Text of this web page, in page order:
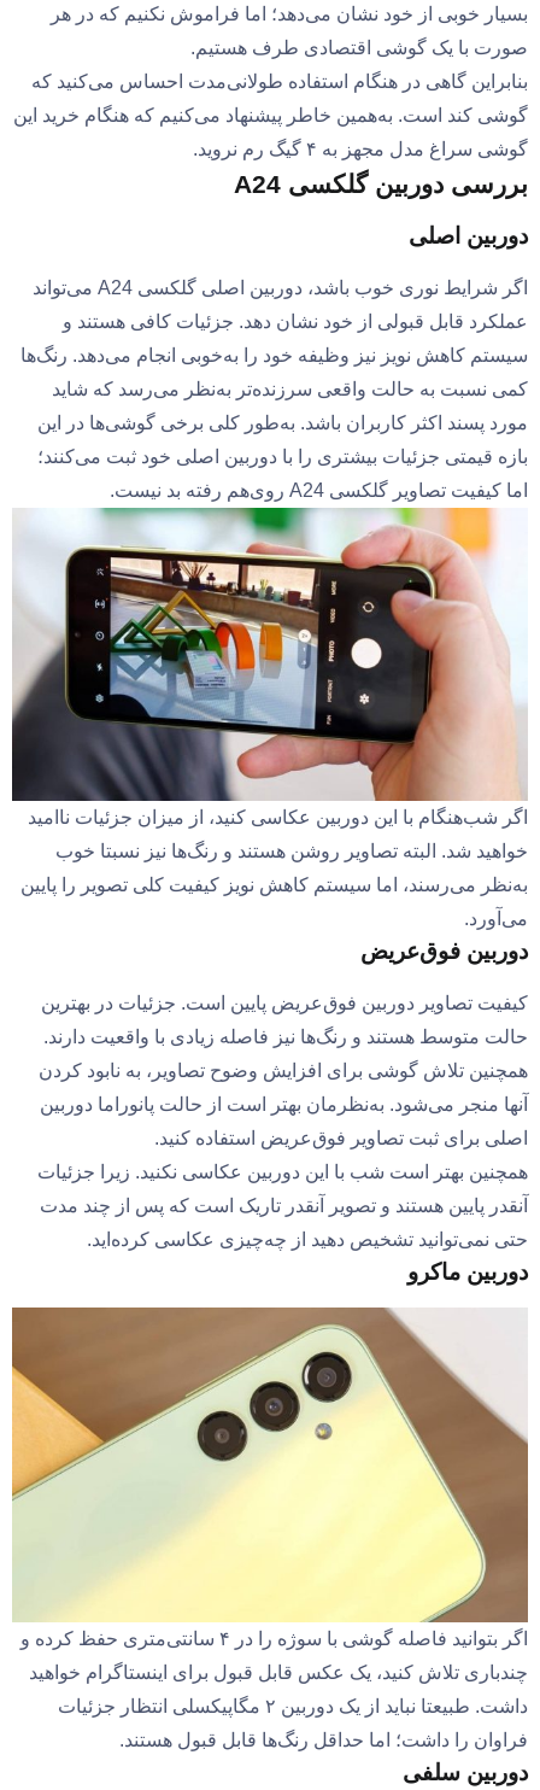
بسیار خوبی از خود نشان می‌دهد؛ اما فراموش نکنیم که در هر
صورت با یک گوشی اقتصادی طرف هستیم.
بنابراین گاهی در هنگام استفاده طولانی‌مدت احساس می‌کنید که
گوشی کند است. به‌همین خاطر پیشنهاد می‌کنیم که هنگام خرید این
گوشی سراغ مدل مجهز به ۴ گیگ رم نروید.
بررسی دوربین گلکسی A24
دوربین اصلی
اگر شرایط نوری خوب باشد، دوربین اصلی گلکسی A24 می‌تواند
عملکرد قابل قبولی از خود نشان دهد. جزئیات کافی هستند و
سیستم کاهش نویز نیز وظیفه خود را به‌خوبی انجام می‌دهد. رنگ‌ها
کمی نسبت به حالت واقعی سرزنده‌تر به‌نظر می‌رسد که شاید
مورد پسند اکثر کاربران باشد. به‌طور کلی برخی گوشی‌ها در این
بازه قیمتی جزئیات بیشتری را با دوربین اصلی خود ثبت می‌کنند؛
اما کیفیت تصاویر گلکسی A24 روی‌هم رفته بد نیست.
اگر شب‌هنگام با این دوربین عکاسی کنید، از میزان جزئیات ناامید
خواهید شد. البته تصاویر روشن هستند و رنگ‌ها نیز نسبتا خوب
به‌نظر می‌رسند، اما سیستم کاهش نویز کیفیت کلی تصویر را پایین
می‌آورد.
دوربین فوق‌عریض
کیفیت تصاویر دوربین فوق‌عریض پایین است. جزئیات در بهترین
حالت متوسط هستند و رنگ‌ها نیز فاصله زیادی با واقعیت دارند.
همچنین تلاش گوشی برای افزایش وضوح تصاویر، به نابود کردن
آنها منجر می‌شود. به‌نظرمان بهتر است از حالت پانوراما دوربین
اصلی برای ثبت تصاویر فوق‌عریض استفاده کنید.
همچنین بهتر است شب با این دوربین عکاسی نکنید. زیرا جزئیات
آنقدر پایین هستند و تصویر آنقدر تاریک است که پس از چند مدت
حتی نمی‌توانید تشخیص دهید از چه‌چیزی عکاسی کرده‌اید.
دوربین ماکرو
اگر بتوانید فاصله گوشی با سوژه را در ۴ سانتی‌متری حفظ کرده و
چندباری تلاش کنید، یک عکس قابل قبول برای اینستاگرام خواهید
داشت. طبیعتا نباید از یک دوربین ۲ مگاپیکسلی انتظار جزئیات
فراوان را داشت؛ اما حداقل رنگ‌ها قابل قبول هستند.
دوربین سلفی